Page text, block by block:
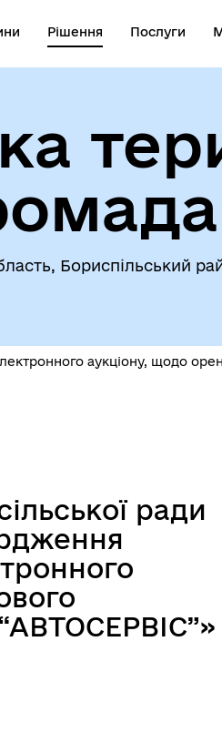
Рішення Послуги
Бориспільський
аукціону, щодо
ради